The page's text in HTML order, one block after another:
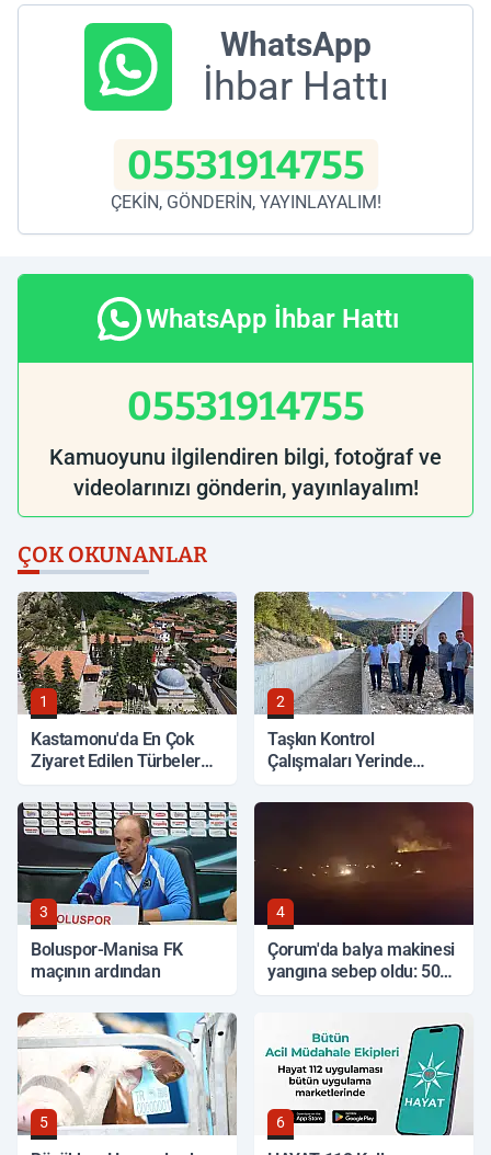
WhatsApp
İhbar Hattı
05531914755
ÇEKİN, GÖNDERİN, YAYINLAYALIM!
WhatsApp İhbar Hattı
05531914755
Kamuoyunu ilgilendiren bilgi, fotoğraf ve
videolarınızı gönderin, yayınlayalım!
ÇOK OKUNANLAR
1
Kastamonu'da En Çok
Ziyaret Edilen Türbeler
2
Taşkın Kontrol
Çalışmaları Yerinde
3
Boluspor-Manisa FK
maçının ardından
4
Çorum'da balya makinesi
yangına sebep oldu: 500
5 6